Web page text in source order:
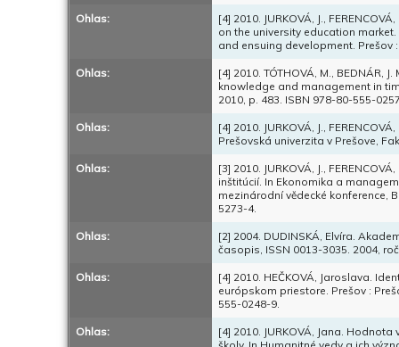
Ohlas:
[4] 2010. JURKOVÁ, J.,
on the university education
and ensuing development. Prešov
Ohlas:
[4] 2010. TÓTHOVÁ, M., BEDNÁR,
knowledge and management in
2010, p. 483. ISBN 978-80-555-
Ohlas:
[4] 2010. JURKOVÁ, J.,
Prešovská univerzita v Prešove,
Ohlas:
[3] 2010. JURKOVÁ, J.,
inštitúcií. In Ekonomika a
mezinárodní vědecké konference,
5273-4.
Ohlas:
[2] 2004. DUDINSKÁ, Elvíra.
časopis, ISSN 0013-3035. 2004,
Ohlas:
[4] 2010. HEČKOVÁ, Jaroslava.
európskom priestore. Prešov :
555-0248-9.
Ohlas:
[4] 2010. JURKOVÁ, Jana.